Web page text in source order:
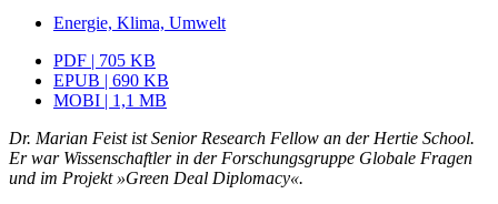
Energie, Klima, Umwelt
PDF | 705 KB
EPUB | 690 KB
MOBI | 1,1 MB
Dr. Marian Feist ist Senior Research Fellow an der Hertie School.
Er war Wissenschaftler in der Forschungsgruppe Globale Fragen
und im Projekt »Green Deal Diplomacy«.